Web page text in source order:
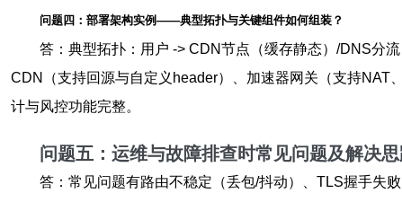
问题四：部署架构实例——典型拓扑与关键组件如何组装？
答：典型拓扑：用户 -> CDN节点（缓存静态）/DNS分
CDN（支持回源与自定义header）、加速器网关（支持NAT
计与风控功能完整。
问题五：运维与故障排查时常见问题及解决思
答：常见问题有路由不稳定（丢包/抖动）、TLS握手失